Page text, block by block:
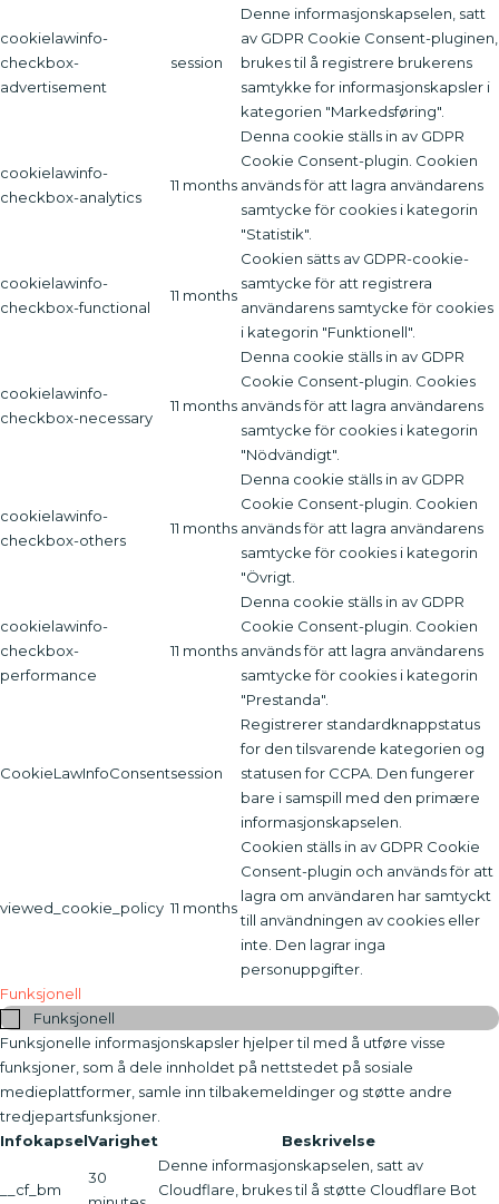
cookielawinfo-
checkbox-
advertisement
session
Denne informasjonskapselen, satt
av GDPR Cookie Consent-pluginen,
brukes til å registrere brukerens
samtykke for informasjonskapsler i
kategorien "Markedsføring".
cookielawinfo-
checkbox-analytics
11 months
Denna cookie ställs in av GDPR
Cookie Consent-plugin. Cookien
används för att lagra användarens
samtycke för cookies i kategorin
"Statistik".
cookielawinfo-
checkbox-functional
11 months
Cookien sätts av GDPR-cookie-
samtycke för att registrera
användarens samtycke för cookies
i kategorin "Funktionell".
cookielawinfo-
checkbox-necessary
11 months
Denna cookie ställs in av GDPR
Cookie Consent-plugin. Cookies
används för att lagra användarens
samtycke för cookies i kategorin
"Nödvändigt".
cookielawinfo-
checkbox-others
11 months
Denna cookie ställs in av GDPR
Cookie Consent-plugin. Cookien
används för att lagra användarens
samtycke för cookies i kategorin
"Övrigt.
cookielawinfo-
checkbox-
performance
11 months
Denna cookie ställs in av GDPR
Cookie Consent-plugin. Cookien
används för att lagra användarens
samtycke för cookies i kategorin
"Prestanda".
CookieLawInfoConsentsession
Registrerer standardknappstatus
for den tilsvarende kategorien og
statusen for CCPA. Den fungerer
bare i samspill med den primære
informasjonskapselen.
viewed_cookie_policy 11 months
Cookien ställs in av GDPR Cookie
Consent-plugin och används för att
lagra om användaren har samtyckt
till användningen av cookies eller
inte. Den lagrar inga
personuppgifter.
Funksjonell
Funksjonell
Funksjonelle informasjonskapsler hjelper til med å utføre visse
funksjoner, som å dele innholdet på nettstedet på sosiale
medieplattformer, samle inn tilbakemeldinger og støtte andre
tredjepartsfunksjoner.
InfokapselVarighet Beskrivelse
__cf_bm
30
Denne informasjonskapselen, satt av
Cloudflare, brukes til å støtte Cloudflare Bot